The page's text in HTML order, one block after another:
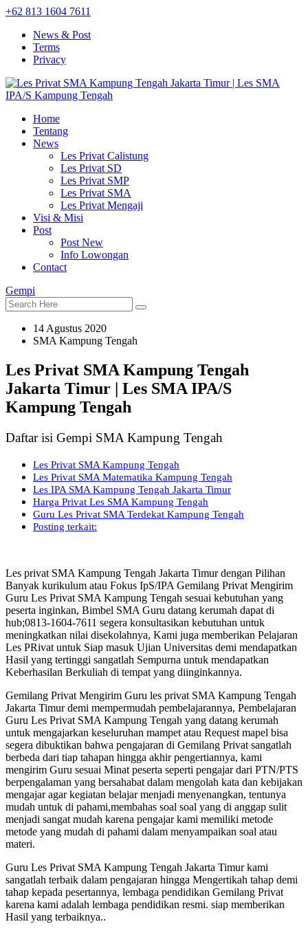
+62 813 1604 7611
News & Post
Terms
Privacy
Home
Tentang
News
Les Privat Calistung
Les Privat SD
Les Privat SMP
Les Privat SMA
Les Privat Mengaji
Visi & Misi
Post
Post New
Info Lowongan
Contact
Gempi
14 Agustus 2020
SMA Kampung Tengah
Les Privat SMA Kampung Tengah
Jakarta Timur | Les SMA IPA/S
Kampung Tengah
Daftar isi Gempi SMA Kampung Tengah
Les Privat SMA Kampung Tengah
Les Privat SMA Matematika Kampung Tengah
Les IPA SMA Kampung Tengah Jakarta Timur
Harga Privat Les SMA Kampung Tengah
Guru Les Privat SMA Terdekat Kampung Tengah
Posting terkait:
Les privat SMA Kampung Tengah Jakarta Timur dengan Pilihan
Banyak kurikulum atau Fokus IpS/IPA Gemilang Privat Mengirim
Guru Les Privat SMA Kampung Tengah sesuai kebutuhan yang
peserta inginkan, Bimbel SMA Guru datang kerumah dapat di
hub;0813-1604-7611 segera konsultasikan kebutuhan untuk
meningkatkan nilai disekolahnya, Kami juga memberikan Pelajaran
Les PRivat untuk Siap masuk Ujian Universitas demi mendapatkan
Hasil yang tertinggi sangatlah Sempurna untuk mendapatkan
Keberhasilan Berkuliah di tempat yang diinginkannya.
Gemilang Privat Mengirim Guru les privat SMA Kampung Tengah
Jakarta Timur demi mempermudah pembelajarannya, Pembelajaran
Guru Les Privat SMA Kampung Tengah yang datang kerumah
untuk mengajarkan keseluruhan mampet atau Request mapel bisa
segera dibuktikan bahwa pengajaran di Gemilang Privat sangatlah
berbeda dari tiap tahapan hingga akhir pengertiannya, kami
mengirim Guru sesuai Minat peserta seperti pengajar dari PTN/PTS
berpengalaman yang bersahabat dalam mengolah kata dan kebijakan
mengajar agar kegiatan belajar menjadi menyenangkan, tentunya
mudah untuk di pahami,membahas soal soal yang di anggap sulit
menjadi sangat mudah karena pengajar kami memiliki metode
metode yang mudah di pahami dalam menyampaikan soal atau
materi.
Guru Les Privat SMA Kampung Tengah Jakarta Timur kami
sangatlah terbaik dalam pengajaran hingga Mengertikah tahap demi
tahap kepada pesertannya, lembaga pendidikan Gemilang Privat
karena kami adalah lembaga pendidikan resmi. siap memberikan
Hasil yang terbaiknya..